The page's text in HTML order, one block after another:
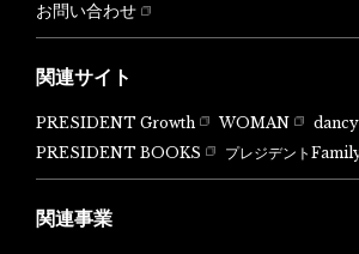
お問い合わせ
関連サイト
PRESIDENT Growth WOMAN
PRESIDENT BOOKS
プレジデント
関連事業